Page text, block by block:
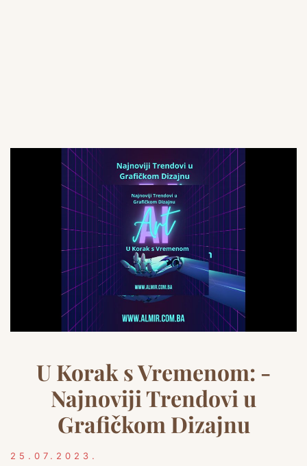
U Korak s Vremenom: -
Najnoviji Trendovi u
Grafičkom Dizajnu
25.07.2023.